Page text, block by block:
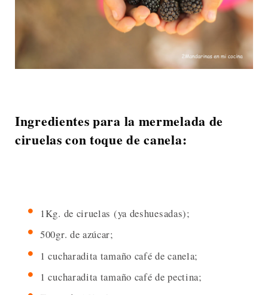
Ingredientes para la mermelada de
ciruelas con toque de canela:
1Kg. de ciruelas (ya deshuesadas);
500gr. de azúcar;
1 cucharadita tamaño café de canela;
1 cucharadita tamaño café de pectina;